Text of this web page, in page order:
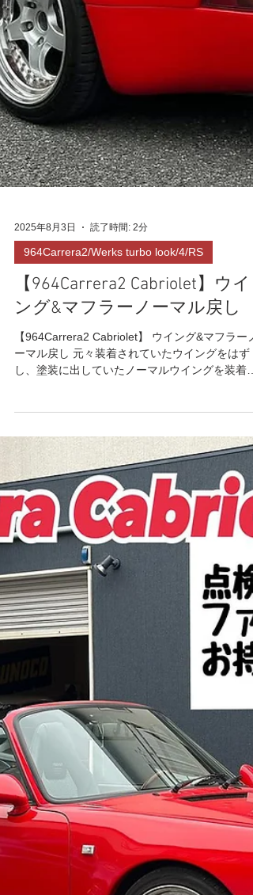
964Carrera2/Werks turbo look/4/RS
【964Carrera2 Cabriolet】ウイ
ング&マフラーノーマル戻し
【964Carrera2 Cabriolet】 ウイング&マフラーノ
ーマル戻し 元々装着されていたウイングをはず
し、塗装に出していたノーマルウイングを装着で
す♫ その他、気になる部分の塗装もしました^ - ^
やはりノーマルウイングはかっこいいですね😎✨
好みもありますが、...